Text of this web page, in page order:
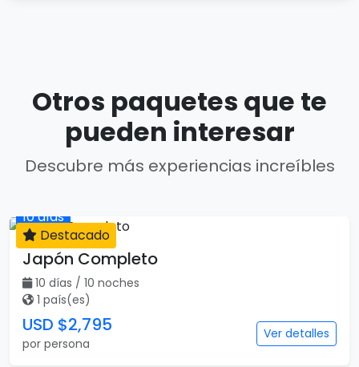
Otros paquetes que te
pueden interesar
Descubre más experiencias increíbles
10 días
Destacado